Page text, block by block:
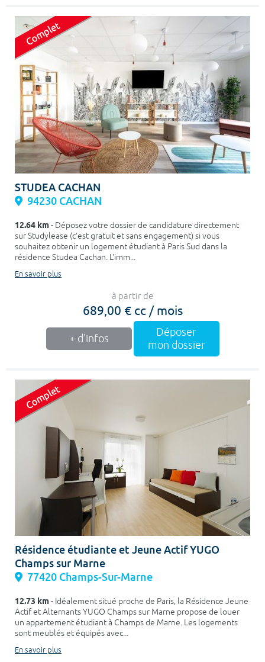
STUDEA CACHAN
94230 CACHAN
12.64 km- Déposez votre dossier de candidature directement
sur Studylease (c'est gratuit et sans engagement) si vous
souhaitez obtenir un logement étudiant à Paris Sud dans la
résidence Studea Cachan. L'imm...
En savoir plus
à partir de
689,00 € cc / mois
+ d'infos
Déposer
mon dossier
Résidence étudiante et Jeune Actif YUGO
Champs sur Marne
77420 Champs-Sur-Marne
12.73 km- Idéalement situé proche de Paris, la Résidence Jeune
Actif et Alternants YUGO Champs sur Marne propose de louer
un appartement étudiant à Champs de Marne. Les logements
sont meublés et équipés avec...
En savoir plus